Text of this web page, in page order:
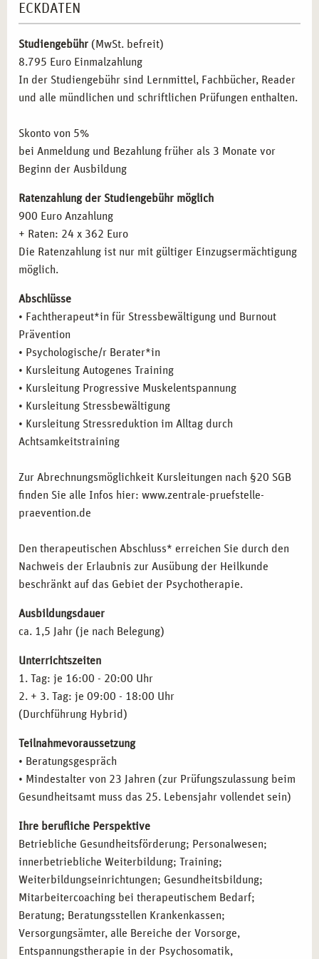
FACHTHERAPEUTEN FÜR
STRESSBEWÄLTIGUNG UND BURNOUT
PRÄVENTION IN ESSEN
Fachkräfte aus dem Gesundheits- und Sozialwesen,
ihr Wissen um Methoden zur Stressbewältigung und
Burnout-Prävention erweitern möchten.
Personen aus der Personal- und Unternehmensberatung,
die in der betrieblichen Gesundheitsförderung tätig
sind oder werden wollen.
Therapeuten, Coaches und Berater,die auf den Bereich
der psychischen Gesundheit und Stressbewältigung
möchten.
Mitarbeiter*innen aus sozialen und pflegenden Berufen,
die ihre therapeutische Arbeit mit präventiven
Maßnahmen ergänzen möchten.
Führungskräfte und Betriebsräte,
betrieblichen Gesundheitsmanagements tätig sind und
ihre Aufgaben im Bereich Stressbewältigung und
Burnout-Prävention erweitern möchten.
AUSBILDUNG ZUM FACHTHERAPEUTEN FÜR
STRESSBEWÄLTIGUNG UND BURNOUT
PRÄVENTION IN ESSEN
Nach Abschluss der Ausbildung in Essen eröffnet sich
Ihnen eine breite Palette an beruflichen Möglichkeiten:
Betriebliche Gesundheitsförderung und Coaching:
Arbeiten Sie als Fachkraft im Gesundheitsmanagement
und bieten Sie Präventionsprogramme für Unternehmen
Weiterbildungseinrichtungen und Gesundheitsberatung:
Leiten Sie Seminare und Schulungen im Bereich
Stressbewältigung und Burnout-Prävention in
Bildungseinrichtungen oder privatwirtschaftlichen
Therapeutische Arbeit in Kliniken und
Rehabilitationszentren:
therapeutischen Arbeit mit Klienten*innen ein und
helfen Sie dabei, langfristige Lösungen für
stressbedingte Erkrankungen zu finden.
Selbstständige Tätigkeit:Gründen Sie Ihre eigene
Praxis für Stressbewältigung und Burnout-Prävention
und bieten Sie Beratung, Coaching und
Präventionsmaßnahmen für Einzelpersonen oder
Gruppen an.
Inhalte der Fortbildung
Inhalte der Fortbildung Kursleitung Progressive
Muskelentspannung
Inhalte der Fortbildung Kursleitung Stressbewältigung
Inhalte der FortbildungKursleitung Stressreduktion im
Inhalte der Fortbildung
Inhalte der FortbildungTrain the Trainer
ECKDATEN
Studiengebühr (MwSt. befreit)
8.795 Euro Einmalzahlung
In der Studiengebühr sind Lernmittel, Fachbücher, Reader
und alle mündlichen und schriftlichen Prüfungen enthalten.
Skonto von 5%
bei Anmeldung und Bezahlung früher als 3 Monate vor
Beginn der Ausbildung
Ratenzahlung der Studiengebühr möglich
900 Euro Anzahlung
+ Raten: 24 x 362 Euro
Die Ratenzahlung ist nur mit gültiger Einzugsermächtigung
möglich.
Abschlüsse
• Fachtherapeut*in für Stressbewältigung und Burnout
Prävention
• Psychologische/r Berater*in
• Kursleitung Autogenes Training
• Kursleitung Progressive Muskelentspannung
• Kursleitung Stressbewältigung
• Kursleitung Stressreduktion im Alltag durch
Achtsamkeitstraining
Zur Abrechnungsmöglichkeit Kursleitungen nach §20 SGB
finden Sie alle Infos hier: www.zentrale-pruefstelle-
praevention.de
Den therapeutischen Abschluss* erreichen Sie durch den
Nachweis der Erlaubnis zur Ausübung der Heilkunde
beschränkt auf das Gebiet der Psychotherapie.
Ausbildungsdauer
ca. 1,5 Jahr (je nach Belegung)
Unterrichtszeiten
1. Tag: je 16:00 - 20:00 Uhr
2. + 3. Tag: je 09:00 - 18:00 Uhr
(Durchführung Hybrid)
Teilnahmevoraussetzung
• Beratungsgespräch
• Mindestalter von 23 Jahren (zur Prüfungszulassung beim
Gesundheitsamt muss das 25. Lebensjahr vollendet sein)
Ihre berufliche Perspektive
Betriebliche Gesundheitsförderung; Personalwesen;
innerbetriebliche Weiterbildung; Training;
Weiterbildungseinrichtungen; Gesundheitsbildung;
Mitarbeitercoaching bei therapeutischem Bedarf;
Beratung; Beratungsstellen Krankenkassen;
Versorgungsämter, alle Bereiche der Vorsorge,
Entspannungstherapie in der Psychosomatik,